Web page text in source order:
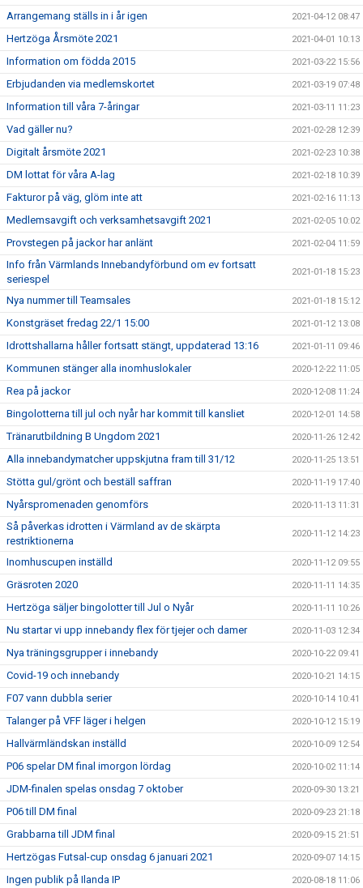
Arrangemang ställs in i år igen 2021-04-12 08:47
Hertzöga Årsmöte 2021 2021-04-01 10:13
Information om födda 2015 2021-03-22 15:56
Erbjudanden via medlemskortet 2021-03-19 07:48
Information till våra 7-åringar 2021-03-11 11:23
Vad gäller nu? 2021-02-28 12:39
Digitalt årsmöte 2021 2021-02-23 10:38
DM lottat för våra A-lag 2021-02-18 10:39
Fakturor på väg, glöm inte att 2021-02-16 11:13
Medlemsavgift och verksamhetsavgift 2021 2021-02-05 10:02
Provstegen på jackor har anlänt 2021-02-04 11:59
Info från Värmlands Innebandyförbund om ev fortsatt
seriespel
2021-01-18 15:23
Nya nummer till Teamsales 2021-01-18 15:12
Konstgräset fredag 22/1 15:00 2021-01-12 13:08
Idrottshallarna håller fortsatt stängt, uppdaterad 13:16 2021-01-11 09:46
Kommunen stänger alla inomhuslokaler 2020-12-22 11:05
Rea på jackor 2020-12-08 11:24
Bingolotterna till jul och nyår har kommit till kansliet 2020-12-01 14:58
Tränarutbildning B Ungdom 2021 2020-11-26 12:42
Alla innebandymatcher uppskjutna fram till 31/12 2020-11-25 13:51
Stötta gul/grönt och beställ saffran 2020-11-19 17:40
Nyårspromenaden genomförs 2020-11-13 11:31
Så påverkas idrotten i Värmland av de skärpta
restriktionerna
2020-11-12 14:23
Inomhuscupen inställd 2020-11-12 09:55
Gräsroten 2020 2020-11-11 14:35
Hertzöga säljer bingolotter till Jul o Nyår 2020-11-11 10:26
Nu startar vi upp innebandy flex för tjejer och damer 2020-11-03 12:34
Nya träningsgrupper i innebandy 2020-10-22 09:41
Covid-19 och innebandy 2020-10-21 14:15
F07 vann dubbla serier 2020-10-14 10:41
Talanger på VFF läger i helgen 2020-10-12 15:19
Hallvärmländskan inställd 2020-10-09 12:54
P06 spelar DM final imorgon lördag 2020-10-02 11:14
JDM-finalen spelas onsdag 7 oktober 2020-09-30 13:21
P06 till DM final 2020-09-23 21:18
Grabbarna till JDM final 2020-09-15 21:51
Hertzögas Futsal-cup onsdag 6 januari 2021 2020-09-07 14:15
Ingen publik på Ilanda IP 2020-08-18 11:06